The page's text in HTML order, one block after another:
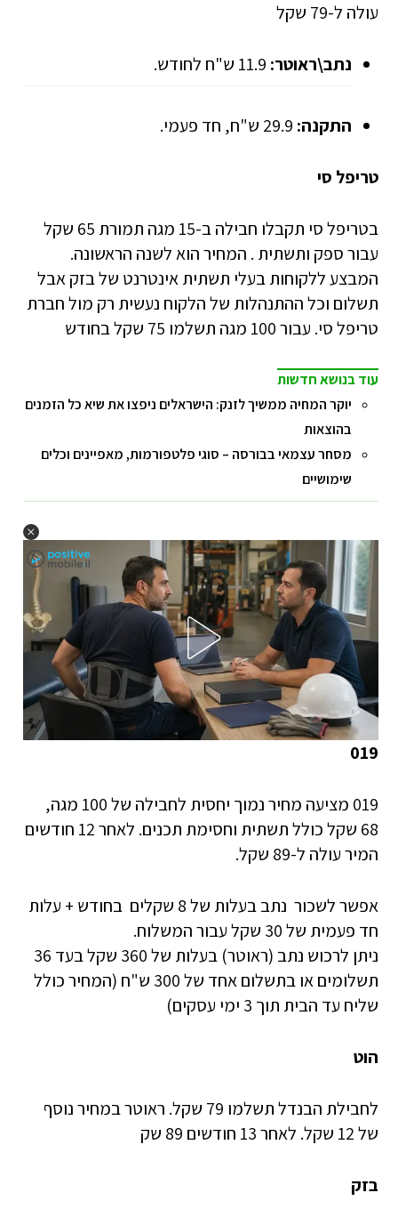
עולה ל-79 שקל
נתב\ראוטר: 11.9 ש"ח לחודש.
התקנה: 29.9 ש"ח, חד פעמי.
טריפל סי
בטריפל סי תקבלו חבילה ב-15 מגה תמורת 65 שקל
עבור ספק ותשתית . המחיר הוא לשנה הראשונה.
המבצע ללקוחות בעלי תשתית אינטרנט של בזק אבל
תשלום וכל ההתנהלות של הלקוח נעשית רק מול חברת
טריפל סי. עבור 100 מגה תשלמו 75 שקל בחודש
עוד בנושא חדשות
יוקר המחיה ממשיך לזנק: הישראלים ניפצו את שיא כל הזמנים
בהוצאות
מסחר עצמאי בבורסה – סוגי פלטפורמות, מאפיינים וכלים
שימושיים
019
019 מציעה מחיר נמוך יחסית לחבילה של 100 מגה,
68 שקל כולל תשתית וחסימת תכנים. לאחר 12 חודשים
המיר עולה ל-89 שקל.
אפשר לשכור נתב בעלות של 8 שקלים בחודש + עלות
חד פעמית של 30 שקל עבור המשלוח.
ניתן לרכוש נתב (ראוטר) בעלות של 360 שקל בעד 36
תשלומים או בתשלום אחד של 300 ש"ח (המחיר כולל
שליח עד הבית תוך 3 ימי עסקים)
הוט
לחבילת הבנדל תשלמו 79 שקל. ראוטר במחיר נוסף
של 12 שקל. לאחר 13 חודשים 89 שק
בזק